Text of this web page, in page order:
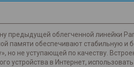
предыдущей облегченной линейки
памяти обеспечивают стабильную и
но не уступающей по качеству.
устройства в Интернет,